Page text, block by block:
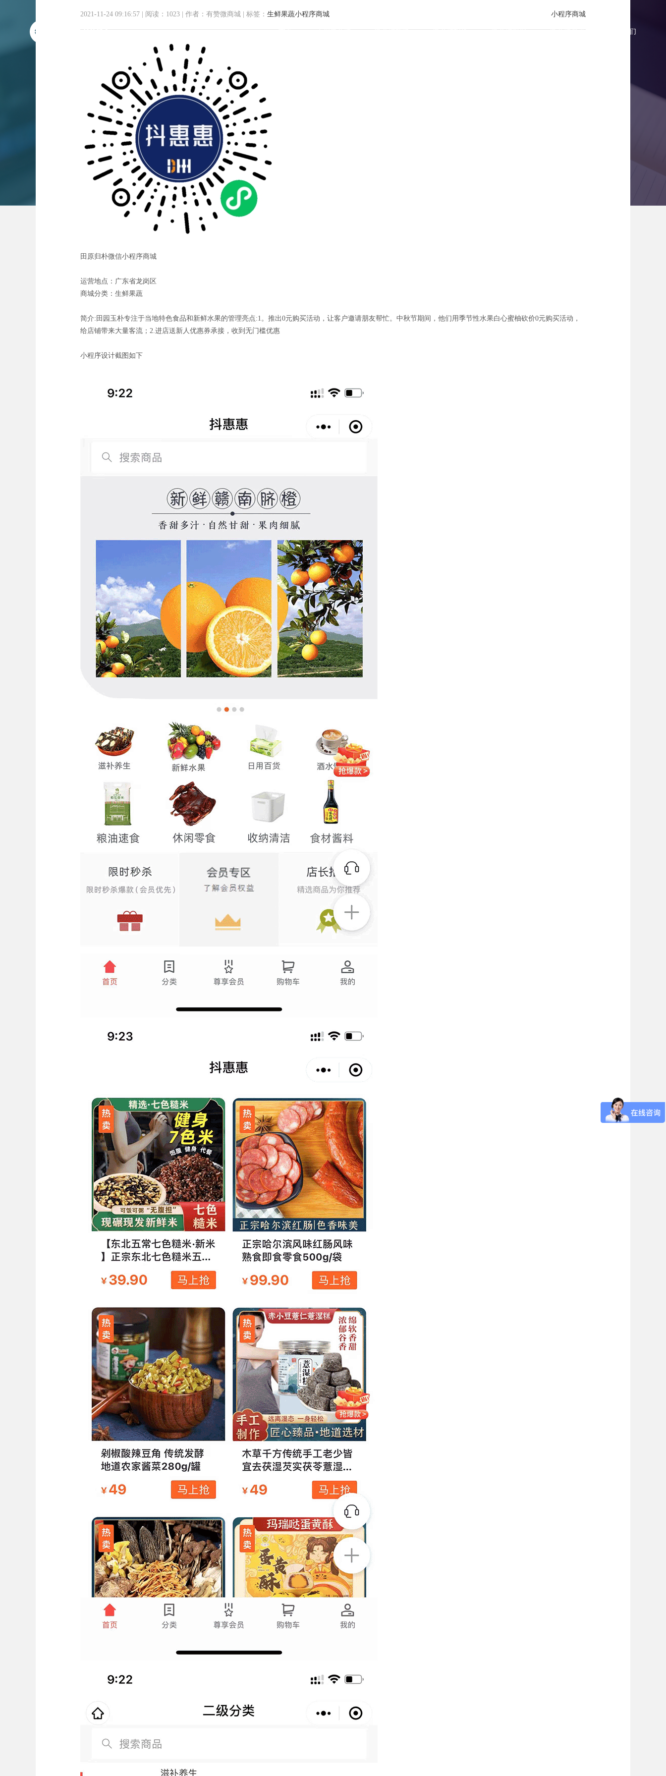
首页 小程序商城 微商城功能 微商城报价 微商城案例 微商城资讯 联系我们
生鲜果蔬小程序商城开发案例分享-田原归朴
小程序商城
2021-11-24 09:16:57 阅读：1023 作者：有赞微商城 标签： 生鲜果蔬小程序商城
田原归朴微信小程序商城
运营地点：广东省龙岗区
商城分类：生鲜果蔬
简介:田园玉朴专注于当地特色食品和新鲜水果的管理亮点:1。推出0元购买活动，让客户邀请朋友帮忙。中秋节期间，他们用季节性水果白心蜜柚砍价0元购买活动，
给店铺带来大量客流；2.进店送新人优惠券承接，收到无门槛优惠
小程序设计截图如下